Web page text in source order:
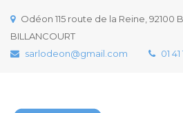
Odéon 115 route de la Reine, 92100
BILLANCOURT
sarlodeon@gmail.com
01